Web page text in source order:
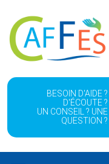
BESOIN D'AIDE ?
D'ÉCOUTE ?
UN CONSEIL ? UNE
QUESTION ?